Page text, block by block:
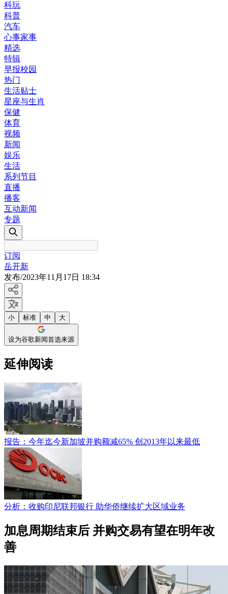
科玩
科普
汽车
心事家事
精选
特辑
早报校园
热门
生活贴士
星座与生肖
保健
体育
视频
新闻
娱乐
生活
系列节目
直播
播客
互动新闻
专题
订阅
岳开新
发布/2023年11月17日 18:34
小 标准 中 大
设为谷歌新闻首选来源
延伸阅读
报告：今年迄今新加坡并购额减65% 创2013年以来最低
分析：收购印尼联邦银行 助华侨继续扩大区域业务
加息周期结束后 并购交易有望在明年改
善